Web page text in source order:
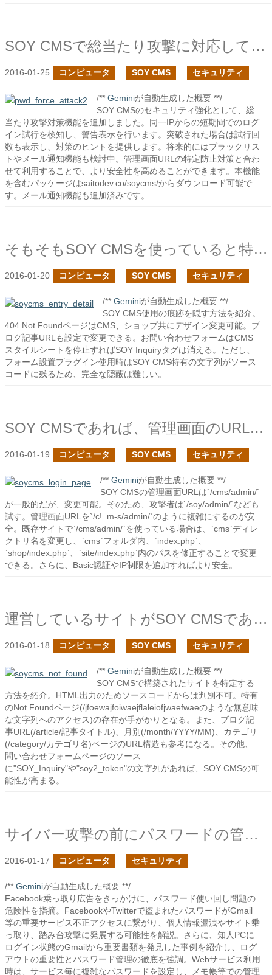
SOY CMSで総当たり攻撃に対応してみた
2016-01-25 コンピュータ SOY CMS セキュリティ
/** Geminiが自動生成した概要 **/
SOY CMSのセキュリティ強化として、総
当たり攻撃対策機能を追加しました。同一IPからの短期間でのログ
イン試行を検知し、警告表示を行います。突破された場合は試行回
数も表示し、対策のヒントを提供します。将来的にはブラックリス
トやメール通知機能も検討中。管理画面URLの特定防止対策と合わ
せて利用することで、より安全性を高めることができます。本機能
を含むパッケージはsaitodev.co/soycms/からダウンロード可能で
す。メール通知機能も追加済みです。
そもそもSOY CMSを使っていると特定されないために
2016-01-20 コンピュータ SOY CMS セキュリティ
/** Geminiが自動生成した概要 **/
SOY CMS使用の痕跡を隠す方法を紹介。
404 Not FoundページはCMS、ショップ共にデザイン変更可能。ブ
ログ記事URLも設定で変更できる。お問い合わせフォームはCMS
スタイルシートを停止すればSOY Inquiryタグは消える。ただし、
フォーム設置プラグイン使用時はSOY CMS特有の文字列がソース
コードに残るため、完全な隠蔽は難しい。
SOY CMSであれば、管理画面のURLを特定したい
2016-01-19 コンピュータ SOY CMS セキュリティ
/** Geminiが自動生成した概要 **/
SOY CMSの管理画面URLは`/cms/admin/`
が一般的だが、変更可能。そのため、攻撃者は`/soy/admin/`なども
試す。管理画面URLを`/c!_m-s/admin/`のように複雑にするのが安
全。既存サイトで`/cms/admin/`を使っている場合は、`cms`ディレ
クトリ名を変更し、`cms`フォルダ内、`index.php`、
`shop/index.php`、`site/index.php`内のパスを修正することで変更
できる。さらに、Basic認証やIP制限を追加すればより安全。
運営しているサイトがSOY CMSであるか調べてみる
2016-01-18 コンピュータ SOY CMS セキュリティ
/** Geminiが自動生成した概要 **/
SOY CMSで構築されたサイトを特定する
方法を紹介。HTML出力のためソースコードからは判別不可。特有
のNot Foundページ(/jfoewajfoiwaejflaleiofjwaefwaeのような無意味
な文字列へのアクセス)の存在が手がかりとなる。また、ブログ記
事URL(/article/記事タイトル)、月別(/month/YYYY/MM)、カテゴリ
(/category/カテゴリ名)ページのURL構造も参考になる。その他、
問い合わせフォームページのソース
に"SOY_Inquiry"や"soy2_token"の文字列があれば、SOY CMSの可
能性が高まる。
サイバー攻撃の前にパスワードの管理を
2016-01-17 コンピュータ セキュリティ
/** Geminiが自動生成した概要 **/
Facebook乗っ取り広告をきっかけに、パスワード使い回し問題の
危険性を指摘。FacebookやTwitterで盗まれたパスワードがGmail
等の重要サービス不正アクセスに繋がり、個人情報漏洩やサイト乗
っ取り、踏み台攻撃に発展する可能性を解説。さらに、知人PCに
ログイン状態のGmailから重要書類を発見した事例を紹介し、ログ
アウトの重要性とパスワード管理の徹底を強調。Webサービス利用
時は、サービス毎に複雑なパスワードを設定し、メモ帳等での管理